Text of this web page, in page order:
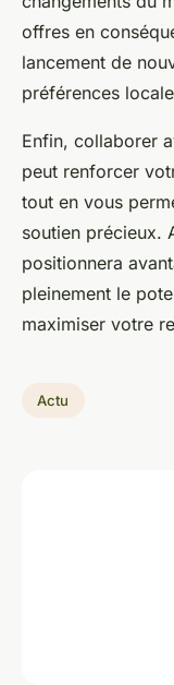
offres en
lancement de
préférences
Enfin, collaborer
peut renforcer
tout en vous
soutien précieux.
positionnera
pleinement le
maximiser votre
Actu